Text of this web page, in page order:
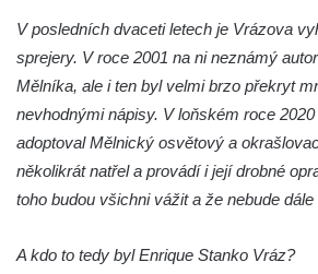
Rozhledna Bieleboh u Beiersdorfu
Věž krále Friedricha Augusta u Löbau
Rozhledna Velký Chlum
Rozhledna Funpark na Šibeníku v Mostě
Rozhledna Radejčín
Labem
V posledních dvaceti letech je Vrázova
sprejery. V roce 2001 na ni neznámý
Mělníka, ale i ten byl velmi brzo překryt
nevhodnými nápisy. V loňském roce
adoptoval Mělnický osvětový a
několikrát natřel a provádí i její drobné
toho budou všichni vážit a že nebude dále
A kdo to tedy byl Enrique Stanko Vráz?